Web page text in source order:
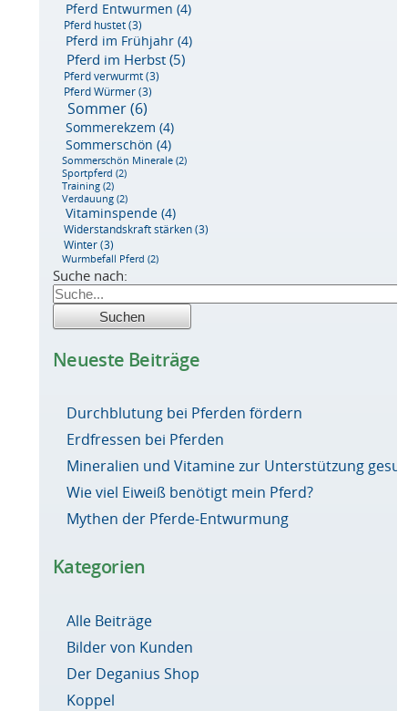
Pferd Entwurmen (4)
Pferd hustet(3)
Pferd im Frühjahr(4)
Pferd im Herbst(5)
Pferd verwurmt(3)
Pferd Würmer(3)
Sommer(6)
Sommerekzem (4)
Sommerschön (4)
Sommerschön Minerale (2)
Sportpferd (2)
Training (2)
Verdauung (2)
Vitaminspende(4)
Widerstandskraft stärken(3)
Winter(3)
Wurmbefall Pferd (2)
Suche nach:
Neueste Beiträge
Durchblutung bei Pferden fördern
Erdfressen bei Pferden
Mineralien und Vitamine zur Unterstützung
Wie viel Eiweiß benötigt mein Pferd?
Mythen der Pferde-Entwurmung
Kategorien
Alle Beiträge
Bilder von Kunden
Der Deganius Shop
Koppel